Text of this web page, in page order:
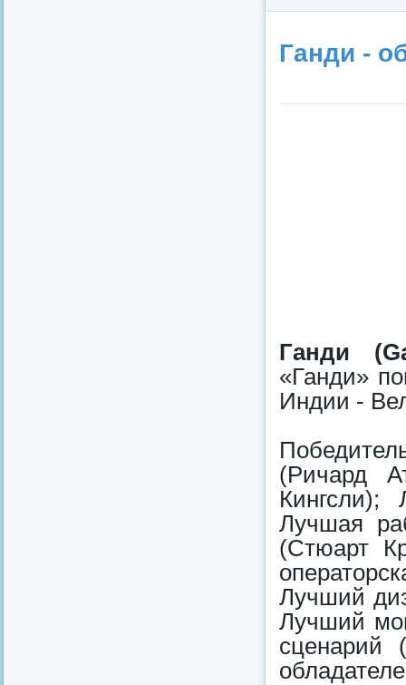
Ганди -
Ганди
«Ганди»
Индии -
(Ричард
Кингсли);
Лучшая
(Стюарт
Лучший
Лучший
сценарий